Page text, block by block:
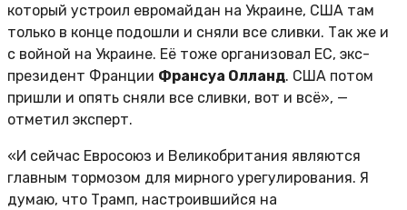
который устроил евромайдан на Украине, США там
только в конце подошли и сняли все сливки. Так же и
с войной на Украине. Её тоже организовал ЕС, экс-
президент Франции Франсуа Олланд. США потом
пришли и опять сняли все сливки, вот и всё», —
отметил эксперт.
«И сейчас Евросоюз и Великобритания являются
главным тормозом для мирного урегулирования. Я
думаю, что Трамп, настроившийся на